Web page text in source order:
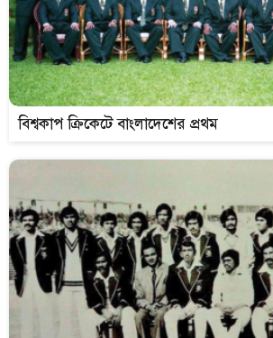
বিশ্বকাপ ক্রিকেটে বাংলাদেশের প্রথম